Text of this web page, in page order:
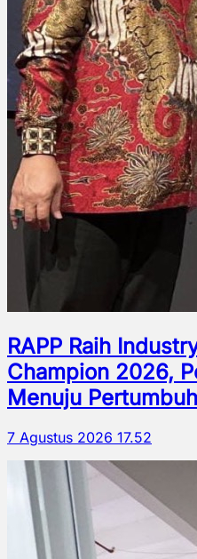
RAPP Raih
Champion 2026,
Menuju
7 Agustus 2026 17.52